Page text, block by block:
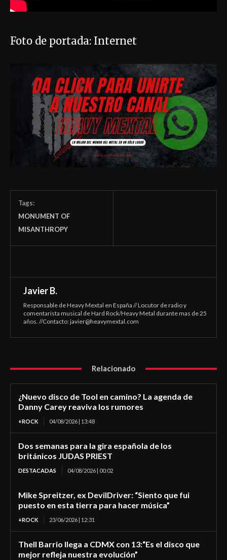
Foto de portada: Internet
Tags:
MONUMENT OF
MISANTHROPY
Javier B.
Responsable de Heavy Mextal en España // Locutor de radio y
comentarista musical de Hard Rock/Heavy Metal durante mas de 25
años. //Contacto:javier@heavymextal.com
Relacionado
¿Nuevo disco de Tool en camino? La agenda de
Danny Carey reaviva los rumores
+ROCK 04/08/2026 | 13:48
Dos semanas para la gira española de los
británicos JUDAS PRIEST
DESTACADAS 04/08/2026 | 00:02
Mike Spreitzer, ex DevilDriver: “Siento que fui
puesto en esta tierra para hacer música”
+ROCK 23/06/2026 | 12:31
Thell Barrio llega a CDMX con 13:“Es el disco que
mejor refleja nuestra evolución”